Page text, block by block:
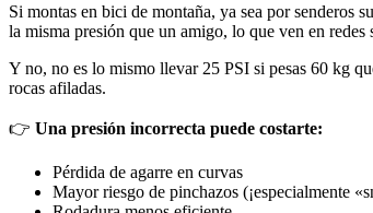
Si montas en bici de montaña, ya sea por senderos
la misma presión que un amigo, lo que ven en
Y no, no es lo mismo llevar 25 PSI si pesas 60 kg
rocas afiladas.
👉 Una presión incorrecta puede costarte:
Pérdida de agarre en curvas
Mayor riesgo de pinchazos (¡especialmente